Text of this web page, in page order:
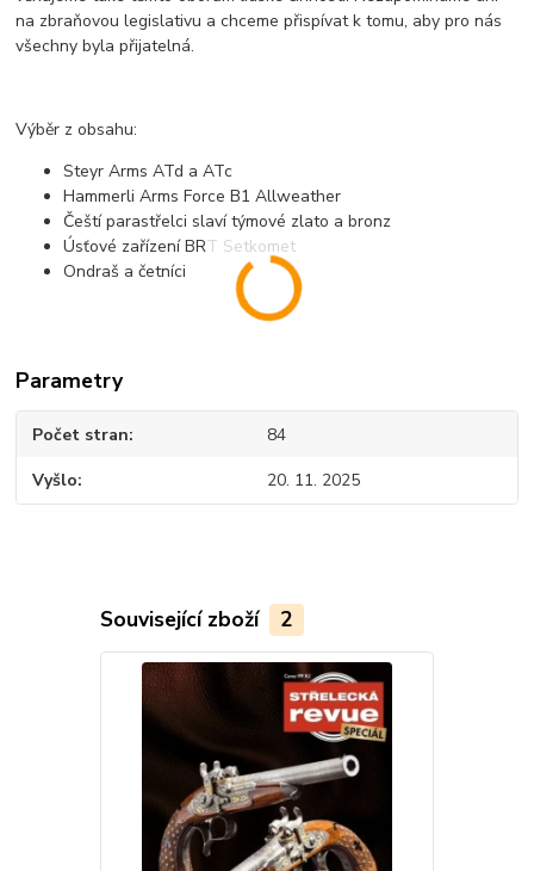
na zbraňovou legislativu a chceme přispívat k tomu, aby pro nás
všechny byla přijatelná.
Výběr z obsahu:
Steyr Arms ATd a ATc
Hammerli Arms Force B1 Allweather
Čeští parastřelci slaví týmové zlato a bronz
Úsťové zařízení BRT Setkomet
Ondraš a četníci
Parametry
Počet stran 84
Vyšlo 20. 11. 2025
Související zboží 2